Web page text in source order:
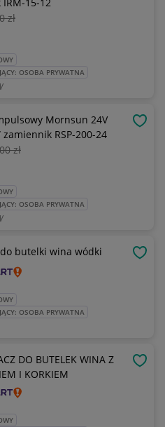
zł
OSOBA PRYWATNA
Mornsun 24V
zamiennik RSP-200-24
zł
OSOBA PRYWATNA
butelki wina wódki
OSOBA PRYWATNA
DO BUTELEK WINA Z
I KORKIEM